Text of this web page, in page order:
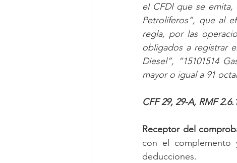
el CFDI que se
Petrolíferos”, que al
regla, por las
obligados a registrar
Diesel”, “15101514
mayor o igual a 91
CFF 29, 29-A, RMF
Receptor del
con el
deducciones.